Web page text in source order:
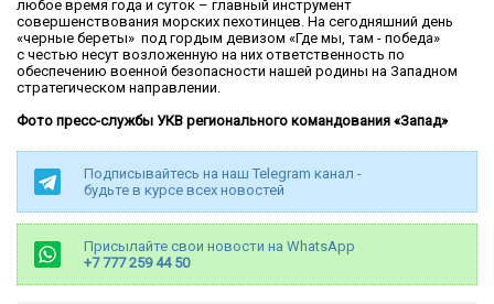
любое время года и суток – главный инструмент
совершенствования морских пехотинцев. На сегодняшний день
«черные береты» под гордым девизом «Где мы, там - победа»
с честью несут возложенную на них ответственность по
обеспечению военной безопасности нашей родины на Западном
стратегическом направлении.
Фото пресс-службы УКВ регионального командования «Запад»
Подписывайтесь на наш Telegram канал -
будьте в курсе всех новостей
Присылайте свои новости на WhatsApp
+7 777 259 44 50